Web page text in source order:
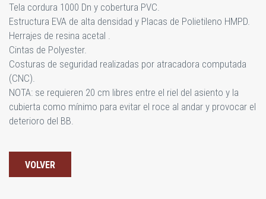
Tela cordura 1000 Dn y cobertura PVC.
Estructura EVA de alta densidad y Placas de Polietileno HMPD.
Herrajes de resina acetal .
Cintas de Polyester.
Costuras de seguridad realizadas por atracadora computada
(CNC).
NOTA: se requieren 20 cm libres entre el riel del asiento y la
cubierta como mínimo para evitar el roce al andar y provocar el
deterioro del BB.
VOLVER